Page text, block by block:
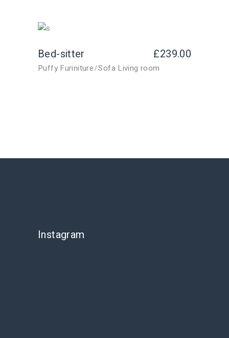
Bed-sitter £239.00
Puffy Furiniture Sofa Living room
Instagram